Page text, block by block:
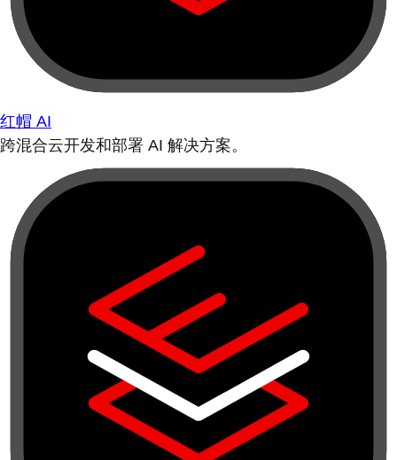
红帽 AI
跨混合云开发和部署 AI 解决方案。